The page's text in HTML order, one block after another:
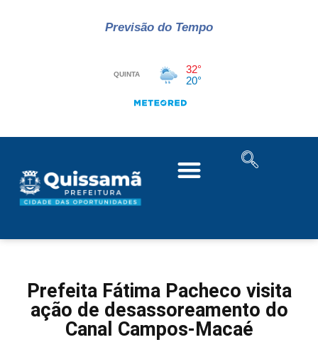
Previsão do Tempo
Prefeita Fátima Pacheco visita
ação de desassoreamento do
Canal Campos-Macaé